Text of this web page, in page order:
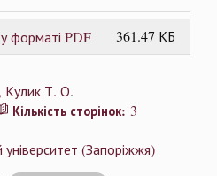
форматі PDF 361.47 КБ
Кулик Т. О.
Кількість сторінок: 3
університет (Запоріжжя)